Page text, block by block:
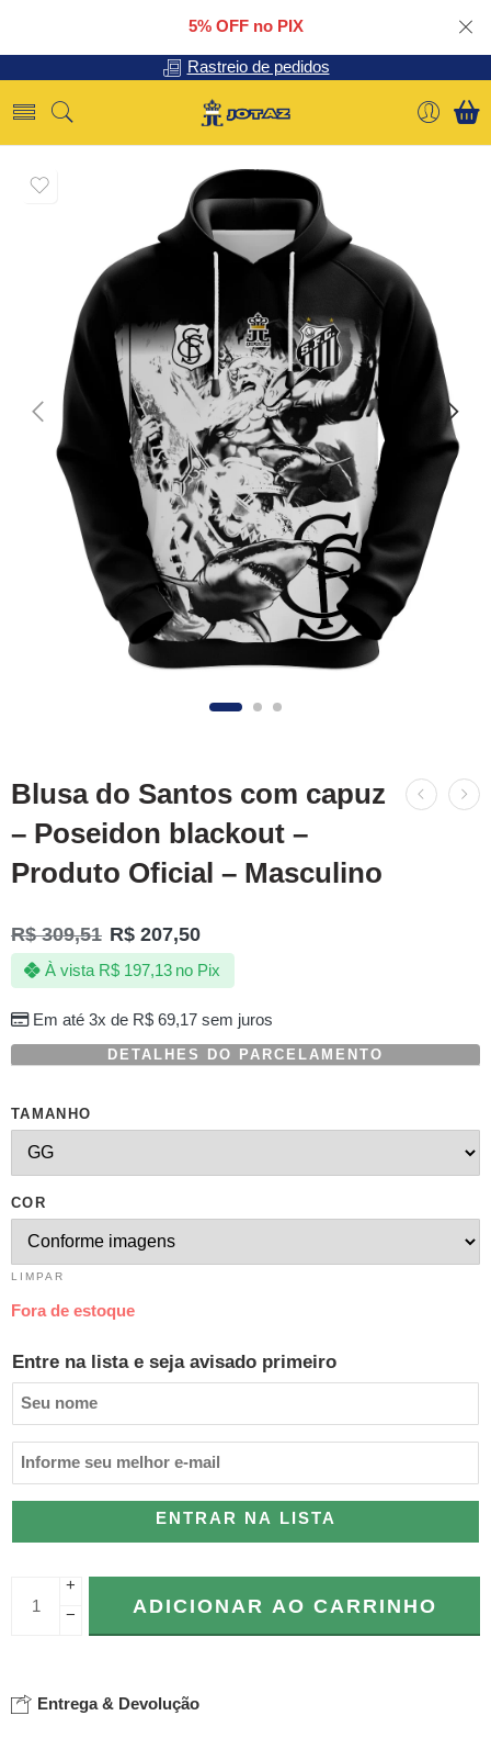
5% OFF no PIX
Rastreio de pedidos
Blusa do Santos com capuz
– Poseidon blackout –
Produto Oficial – Masculino
R$309,51 R$ 207,50
Em até 3x de R$69,17sem juros
À vista R$197,13 no Pix
DETALHES DO PARCELAMENTO
TAMANHO
COR
LIMPAR
Fora de estoque
Entre na lista e seja avisado primeiro
ENTRAR NA LISTA
+
−
ADICIONAR AO CARRINHO
Entrega & Devolução